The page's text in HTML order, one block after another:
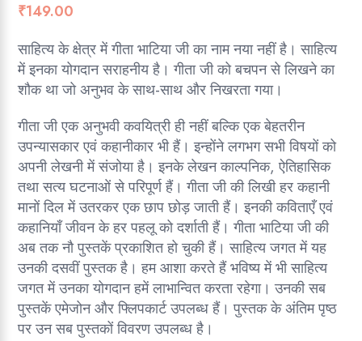
₹149.00
साहित्य के क्षेत्र में गीता भाटिया जी का नाम नया नहीं है। साहित्य
में इनका योगदान सराहनीय है। गीता जी को बचपन से लिखने का
शौक था जो अनुभव के साथ-साथ और निखरता गया।
गीता जी एक अनुभवी कवयित्री ही नहीं बल्कि एक बेहतरीन
उपन्यासकार एवं कहानीकार भी हैं। इन्होंने लगभग सभी विषयों को
अपनी लेखनी में संजोया है। इनके लेखन काल्पनिक, ऐतिहासिक
तथा सत्य घटनाओं से परिपूर्ण हैं। गीता जी की लिखी हर कहानी
मानों दिल में उतरकर एक छाप छोड़ जाती हैं। इनकी कविताएँ एवं
कहानियाँ जीवन के हर पहलू को दर्शाती हैं। गीता भाटिया जी की
अब तक नौ पुस्तकें प्रकाशित हो चुकी हैं। साहित्य जगत में यह
उनकी दसवीं पुस्तक है। हम आशा करते हैं भविष्य में भी साहित्य
जगत में उनका योगदान हमें लाभान्वित करता रहेगा। उनकी सब
पुस्तकें एमेजोन और फ्लिपकार्ट उपलब्ध हैं। पुस्तक के अंतिम पृष्ठ
पर उन सब पुस्तकों विवरण उपलब्ध है।